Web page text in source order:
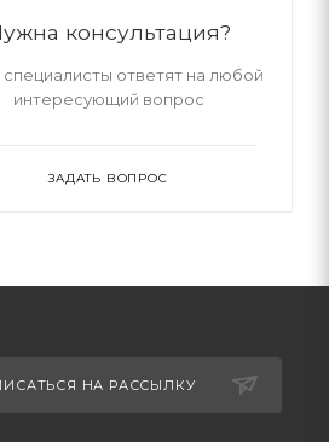
консультация?
ответят на любой
интересующий вопрос
ЗАДАТЬ ВОПРОС
НА РАССЫЛКУ